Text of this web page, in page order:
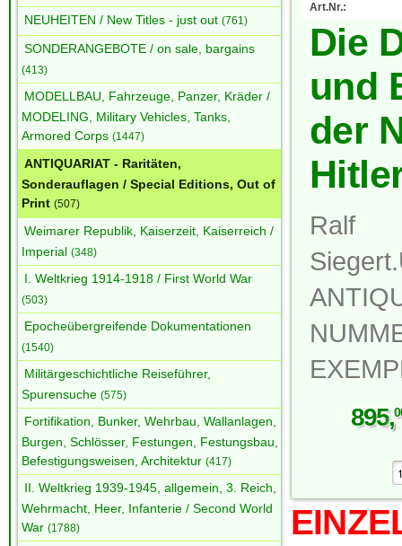
NEUHEITEN / New Titles - just out (761)
SONDERANGEBOTE / on sale, bargains
(413)
MODELLBAU, Fahrzeuge, Panzer, Kräder /
MODELING, Military Vehicles, Tanks,
Armored Corps (1447)
ANTIQUARIAT - Raritäten,
Sonderauflagen / Special Editions, Out of
Print (507)
Weimarer Republik, Kaiserzeit, Kaiserreich /
Imperial (348)
I. Weltkrieg 1914-1918 / First World War
(503)
Epocheübergreifende Dokumentationen
(1540)
Militärgeschichtliche Reiseführer,
Spurensuche (575)
Fortifikation, Bunker, Wehrbau, Wallanlagen,
Burgen, Schlösser, Festungen, Festungsbau,
Befestigungsweisen, Architektur (417)
II. Weltkrieg 1939-1945, allgemein, 3. Reich,
Wehrmacht, Heer, Infanterie / Second World
War (1788)
Art.Nr.:
Die
und
der
Ralf
895,